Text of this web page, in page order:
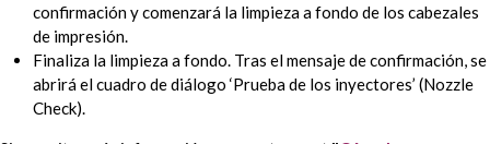
confirmación y comenzará la limpieza a fondo de los cabezales
de impresión.
Finaliza la limpieza a fondo. Tras el mensaje de confirmación, se
abrirá el cuadro de diálogo ‘Prueba de los inyectores’ (Nozzle
Check).